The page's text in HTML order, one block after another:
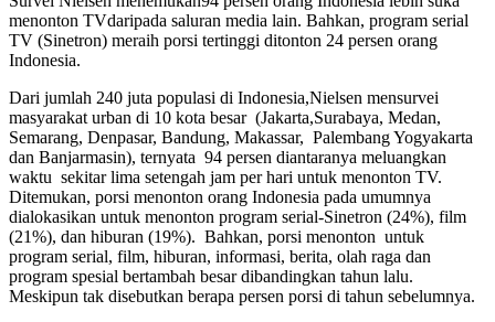
menonton TVdaripada saluran media lain. Bahkan, program serial
TV (Sinetron) meraih porsi tertinggi ditonton 24 persen orang
Indonesia.
Dari jumlah 240 juta populasi di Indonesia,Nielsen mensurvei
masyarakat urban di 10 kota besar (Jakarta,Surabaya, Medan,
Semarang, Denpasar, Bandung, Makassar, Palembang Yogyakarta
dan Banjarmasin), ternyata 94 persen diantaranya meluangkan
waktu sekitar lima setengah jam per hari untuk menonton TV.
Ditemukan, porsi menonton orang Indonesia pada umumnya
dialokasikan untuk menonton program serial-Sinetron (24%), film
(21%), dan hiburan (19%). Bahkan, porsi menonton untuk
program serial, film, hiburan, informasi, berita, olah raga dan
program spesial bertambah besar dibandingkan tahun lalu.
Meskipun tak disebutkan berapa persen porsi di tahun sebelumnya.